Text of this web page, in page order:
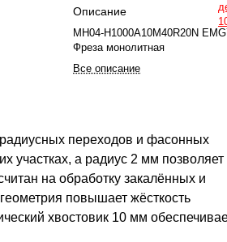
Описание
MH04-H1000A10M40R20N
Фреза монолитная
Все описание
переходов и фасонных
участках, а радиус 2 мм позволяет
на обработку закалённых и
повышает жёсткость
хвостовик 10 мм